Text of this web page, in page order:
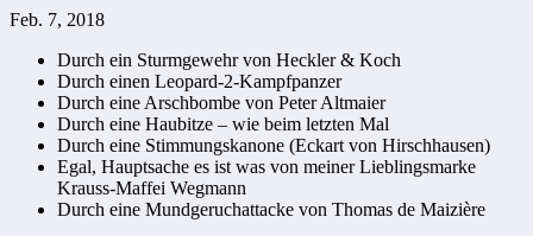
Feb. 7, 2018
Durch ein Sturmgewehr von Heckler & Koch
Durch einen Leopard-2-Kampfpanzer
Durch eine Arschbombe von Peter Altmaier
Durch eine Haubitze – wie beim letzten Mal
Durch eine Stimmungskanone (Eckart von Hirschhausen)
Egal, Hauptsache es ist was von meiner Lieblingsmarke
Krauss-Maffei Wegmann
Durch eine Mundgeruchattacke von Thomas de Maizière